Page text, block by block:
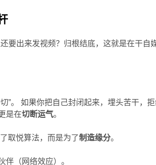
要出来发视频？归根结底，这就是在干自
”。 如果你把自己封闭起来，埋头苦干，
是在切断运气。
取悦算法，而是为了制造缘分。
伴（网络效应）。